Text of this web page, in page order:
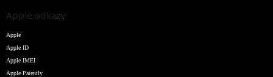
Apple odkazy
Apple
Apple ID
Apple IMEI
Apple Patently